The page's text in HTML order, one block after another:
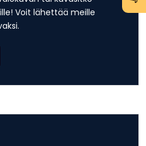
Voit lähettää meille